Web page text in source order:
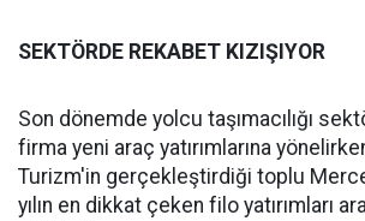
SEKTÖRDE REKABET KIZIŞIYOR
Son dönemde yolcu taşımacılığı
firma yeni araç yatırımlarına
Turizm'in gerçekleştirdiği toplu
yılın en dikkat çeken filo yatırımları